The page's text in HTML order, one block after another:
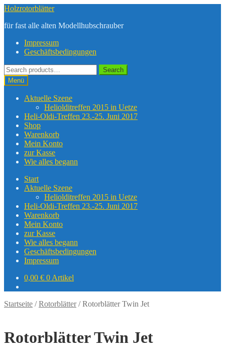
Zur
springen
Zum
springen
Holzrotorblätter
für fast alle alten Modellhubschrauber
Impressum
Geschäftsbedingungen
Suche
nach:
Search
Menü
Aktuelle Szene
Heliolditreffen 2015 in Uetze
Heli-Oldi-Treffen 23.-25. Juni 2017
Shop
Warenkorb
Mein Konto
zur Kasse
Wie alles begann
Start
Aktuelle Szene
Heliolditreffen 2015 in Uetze
Heli-Oldi-Treffen 23.-25. Juni 2017
Warenkorb
Mein Konto
zur Kasse
Wie alles begann
Geschäftsbedingungen
Impressum
0,00 € 0 Artikel
Startseite /Rotorblätter/Rotorblätter Twin Jet
Rotorblätter Twin Jet